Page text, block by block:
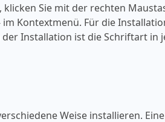
Sie mit der rechten
Kontextmenü. Für die
Installation ist die Schriftart in
Weise installieren.